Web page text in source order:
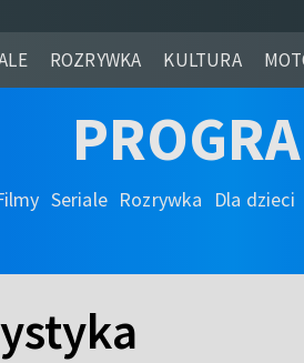
ROZRYWKA KULTURA
Seriale Rozrywka Dla dzieci